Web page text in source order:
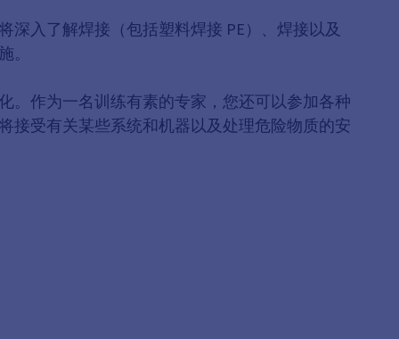
入了解焊接（包括塑料焊接 PE）、焊接以及
。
。作为一名训练有素的专家，您还可以参加各种
接受有关某些系统和机器以及处理危险物质的安